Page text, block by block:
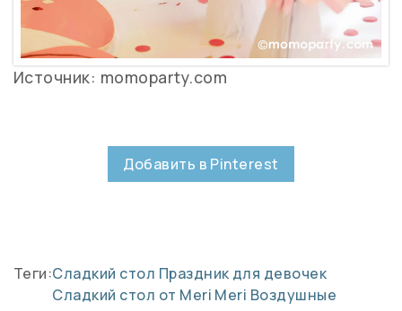
Источник: momoparty.com
Добавить в Pinterest
Теги:Сладкий стол Праздник для девочек
Сладкий стол от Meri Meri Воздушные